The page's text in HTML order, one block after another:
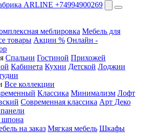
+74994900269
меблировка Мебель для
товары Акции % Онлайн -
Спальни Гостиной Прихожей
Кабинета Кухни Детской Лоджии
Все коллекции
Классика Минимализм Лофт
Современная классика Арт Деко
шпона
на заказ Мягкая мебель Шкафы